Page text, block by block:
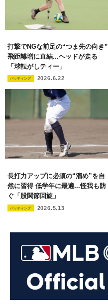
打撃でNGな前足の“つま先の向き”
飛距離増に直結...ヘッドが走る
「球転がしティー」
バッティング 2026.6.22
長打力アップに必須の“溜め”を自
然に習得 低学年に最適...怪我も防
ぐ「股関節回旋」
バッティング 2026.5.13